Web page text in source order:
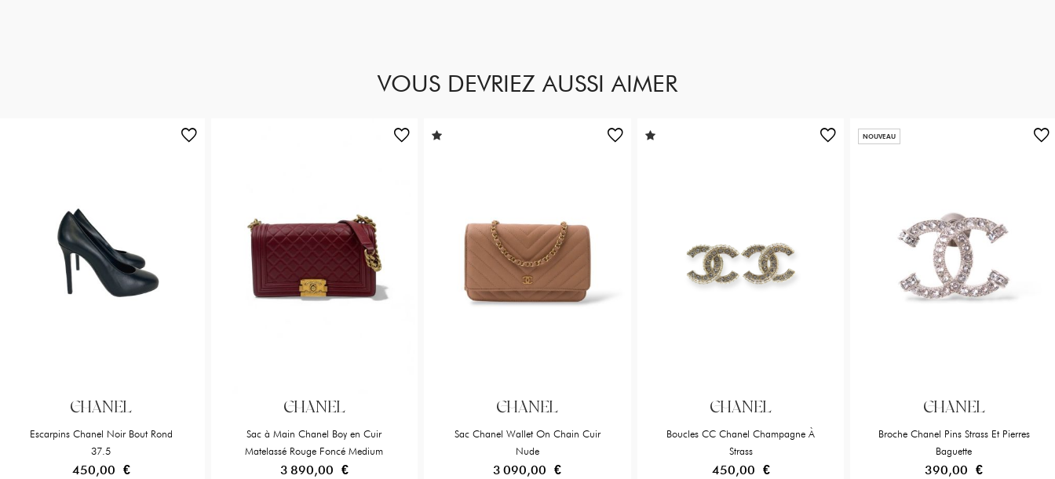
VOUS DEVRIEZ AUSSI AIMER
CHANEL
Escarpins Chanel Noir Bout Rond
37.5
450,00 €
CHANEL
Sac à Main Chanel Boy en Cuir
Matelassé Rouge Foncé Medium
3 890,00 €
CHANEL
Sac Chanel Wallet On Chain Cuir
Nude
3 090,00 €
CHANEL
Boucles CC Chanel Champagne À
Strass
450,00 €
NOUVEAU
CHANEL
Broche Chanel Pins Strass Et Pierres
Baguette
390,00 €